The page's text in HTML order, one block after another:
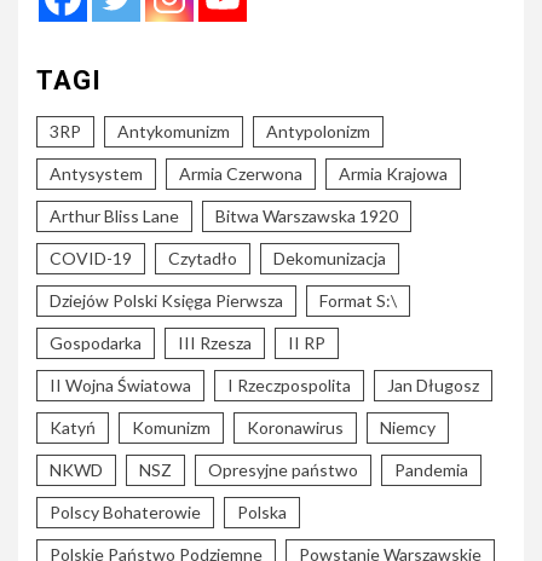
TAGI
3RP Antykomunizm Antypolonizm
Antysystem Armia Czerwona Armia Krajowa
Arthur Bliss Lane Bitwa Warszawska 1920
COVID-19 Czytadło Dekomunizacja
Dziejów Polski Księga Pierwsza Format S:\
Gospodarka III Rzesza II RP
II Wojna Światowa I Rzeczpospolita Jan Długosz
Katyń Komunizm Koronawirus Niemcy
NKWD NSZ Opresyjne państwo Pandemia
Polscy Bohaterowie Polska
Polskie Państwo Podziemne Powstanie Warszawskie